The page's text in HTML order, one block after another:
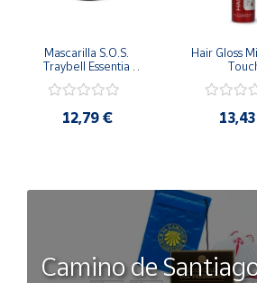
Mascarilla S.O.S.
Traybell Essentia
12,79 €
Hair Gloss
Camino de